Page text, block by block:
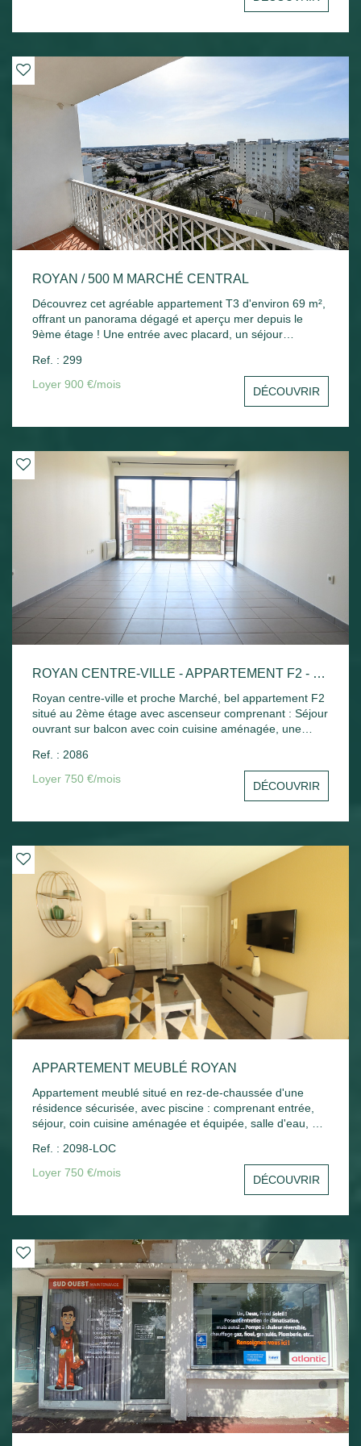
ROYAN / 500 M MARCHÉ CENTRAL
Découvrez cet agréable appartement T3 d'environ 69 m²,
offrant un panorama dégagé et aperçu mer depuis le
9ème étage ! Une entrée avec placard, un séjour
sud avec un aperçu mer, une cuisine indépendante, une
chambre avec placard, un bureau ou une chambre, salle
de bains et toilettes séparées. Une cave et une place de
Ref. : 299
Loyer 900 €/mois
DÉCOUVRIR
ROYAN CENTRE-VILLE - APPARTEMENT F2 - 42.52M²
Royan centre-ville et proche Marché, bel appartement F2
situé au 2ème étage avec ascenseur comprenant : Séjour
ouvrant sur balcon avec coin cuisine aménagée, une
Une place de parking en sous-sol - Chauffage électrique.
Ref. : 2086
Loyer 750 €/mois
DÉCOUVRIR
APPARTEMENT MEUBLÉ ROYAN
Appartement meublé situé en rez-de-chaussée d'une
résidence sécurisée, avec piscine : comprenant entrée,
séjour, coin cuisine aménagée et équipée, salle d'eau, wc,
Chauffage électrique.
Ref. : 2098-LOC
Loyer 750 €/mois
DÉCOUVRIR